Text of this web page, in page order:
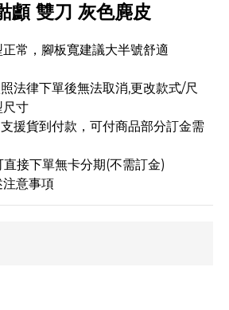
顱 雙刀 灰色麂皮
常，腳板寬建議大半號舒適
法律下單後無法取消,更改款式/尺
尺寸
援貨到付款，可付商品部分訂金需
直接下單無卡分期(不需訂金)
意事項